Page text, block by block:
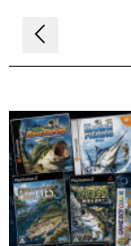
Navigation
de